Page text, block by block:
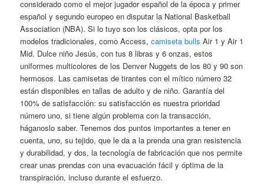
considerado como el mejor jugador español de la época y primer
español y segundo europeo en disputar la National Basketball
Association (NBA). Si lo tuyo son los clásicos, opta por los
modelos tradicionales, como Access,camiseta bulls Air 1 y Air 1
Mid. Dulce niño Jesús, con tus 8 libras y 6 onzas, estos
uniformes multicolores de los Denver Nuggets de los 80 y 90 son
hermosos. Las camisetas de tirantes con el mítico número 32
están disponibles en tallas de adulto y de niño. Garantía del
100% de satisfacción: su satisfacción es nuestra prioridad
número uno, si tiene algún problema con la transacción,
háganoslo saber. Tenemos dos puntos importantes a tener en
cuenta, uno, su tejido, que le da a la prenda una gran resistencia
y durabilidad, y dos, la tecnología de fabricación que nos permite
crear unas prendas con una evacuación fácil y óptima de la
transpiración, incluso durante el esfuerzo.